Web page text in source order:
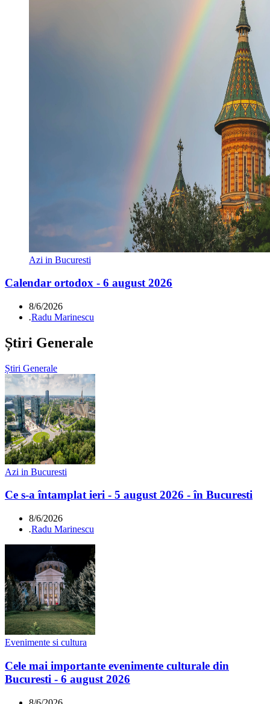
Azi in Bucuresti
Calendar ortodox - 6 august 2026
8/6/2026
.Radu Marinescu
Știri Generale
Știri Generale
Azi in Bucuresti
Ce s-a întamplat ieri - 5 august 2026 - în Bucuresti
8/6/2026
.Radu Marinescu
Evenimente si cultura
Cele mai importante evenimente culturale din
Bucuresti - 6 august 2026